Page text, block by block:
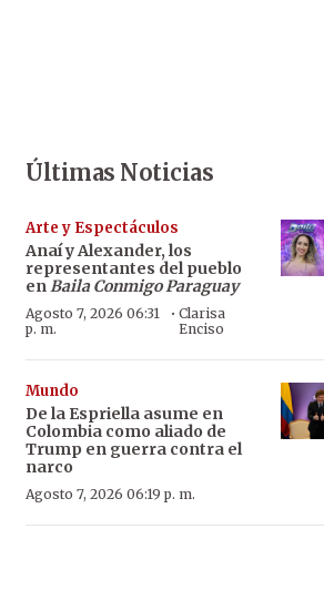
Últimas Noticias
Arte y Espectáculos
Anaí y Alexander, los
representantes del pueblo
enBaila Conmigo Paraguay
Agosto 7, 2026 06:31
p. m.
· Clarisa
Enciso
Mundo
De la Espriella asume en
Colombia como aliado de
Trump en guerra contra el
narco
Agosto 7, 2026 06:19 p. m.